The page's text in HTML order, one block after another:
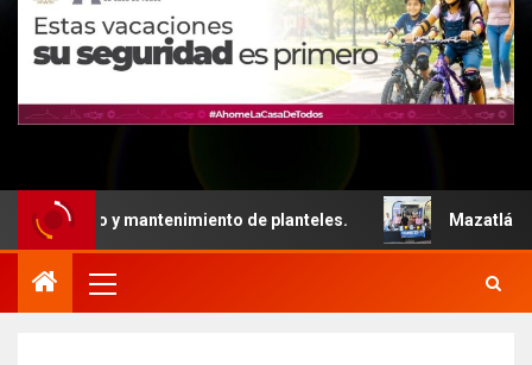
y mantenimiento de planteles. Mazatlán será